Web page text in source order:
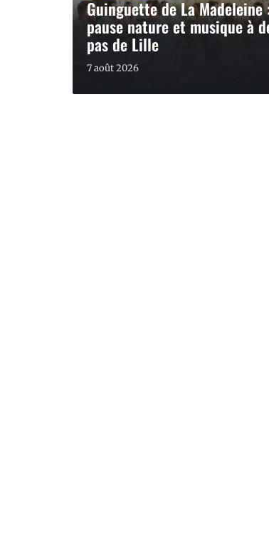
Guinguette de La Madeleine
pause nature et musique à
pas de Lille
7 août 2026